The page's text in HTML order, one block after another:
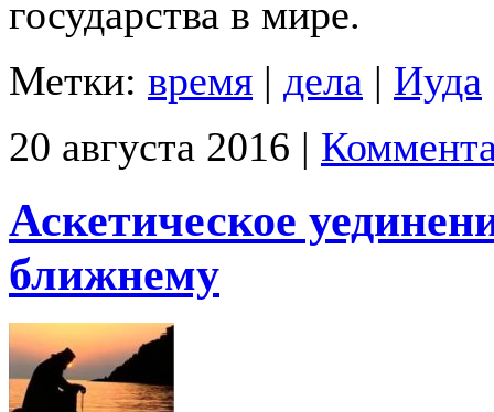
государства в мире.
Метки: время | дела | Иуда
20 августа 2016 |
Аскетическое
ближнему